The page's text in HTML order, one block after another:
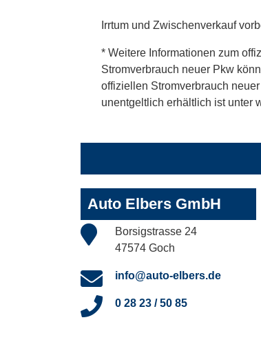
Irrtum und Zwischenverkauf
* Weitere Informationen zum
Stromverbrauch neuer Pkw
offiziellen Stromverbrauch
unentgeltlich erhältlich ist unter
Auto Elbers GmbH
Borsigstrasse 24
47574 Goch
info@auto-elbers.de
0 28 23 / 50 85